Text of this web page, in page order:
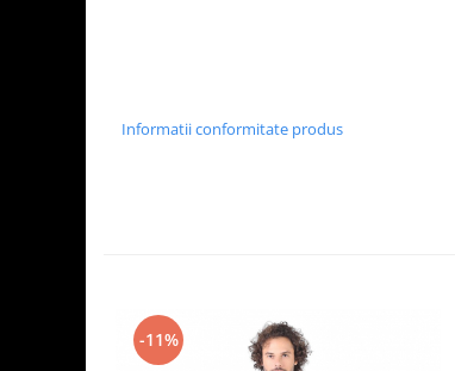
Informatii conformitate produs
-11%